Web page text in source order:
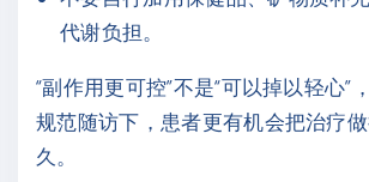
代谢负担。
“副作用更可控”不是“可以掉以轻心”
规范随访下，患者更有机会把治疗
久。